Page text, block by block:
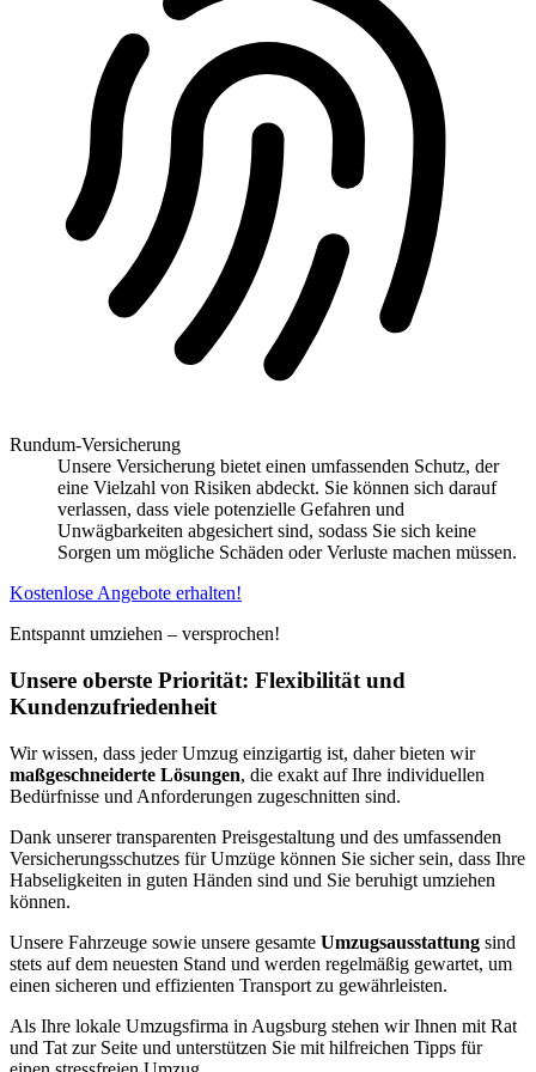
Rundum-Versicherung
Unsere Versicherung bietet einen umfassenden Schutz, der
eine Vielzahl von Risiken abdeckt. Sie können sich darauf
verlassen, dass viele potenzielle Gefahren und
Unwägbarkeiten abgesichert sind, sodass Sie sich keine
Sorgen um mögliche Schäden oder Verluste machen müssen.
Kostenlose Angebote erhalten!
Entspannt umziehen – versprochen!
Unsere oberste Priorität: Flexibilität und
Kundenzufriedenheit
Wir wissen, dass jeder Umzug einzigartig ist, daher bieten wir
maßgeschneiderte Lösungen, die exakt auf Ihre individuellen
Bedürfnisse und Anforderungen zugeschnitten sind.
Dank unserer transparenten Preisgestaltung und des umfassenden
Versicherungsschutzes für Umzüge können Sie sicher sein, dass Ihre
Habseligkeiten in guten Händen sind und Sie beruhigt umziehen
können.
Unsere Fahrzeuge sowie unsere gesamte Umzugsausstattung sind
stets auf dem neuesten Stand und werden regelmäßig gewartet, um
einen sicheren und effizienten Transport zu gewährleisten.
Als Ihre lokale Umzugsfirma in Augsburg stehen wir Ihnen mit Rat
und Tat zur Seite und unterstützen Sie mit hilfreichen Tipps für